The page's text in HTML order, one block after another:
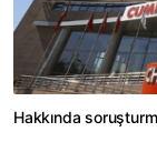
Hakkında